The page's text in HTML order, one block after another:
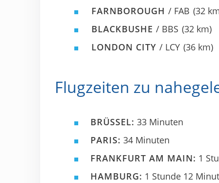
FARNBOROUGH / FAB (32
BLACKBUSHE / BBS (32 km)
LONDON CITY / LCY (36 km)
Flugzeiten zu
BRÜSSEL: 33 Minuten
PARIS: 34 Minuten
FRANKFURT AM MAIN: 1
HAMBURG: 1 Stunde 12